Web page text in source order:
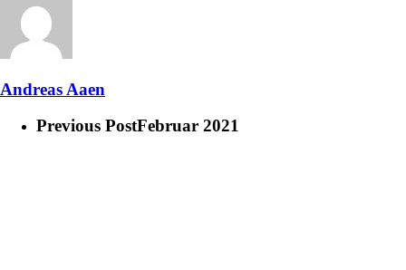
Andreas Aaen
Previous PostFebruar 2021